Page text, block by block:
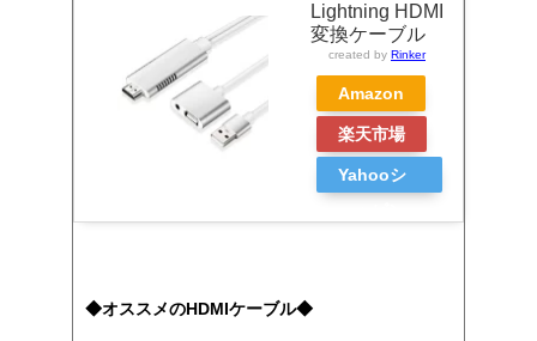
Lightning HDMI
変換ケーブル
created by Rinker
Amazon
楽天市場
Yahooシ
◆オススメのHDMIケーブル◆